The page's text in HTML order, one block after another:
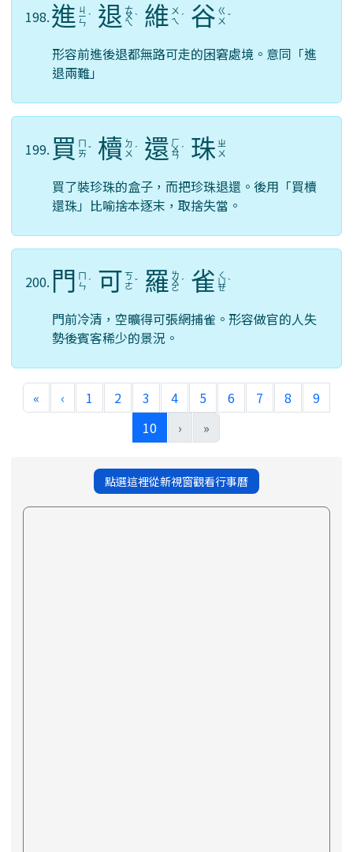
198.進 ㄐ
ㄧ
ㄣ
ˋ 退 ㄊ
ㄨ
ㄟ
ˋ 維 ㄨ
ㄟ ˊ 谷 ㄍ
ㄨ ˇ
形容前進後退都無路可走的困窘處境。意同「進
退兩難」
199. 買 ㄇ
ㄞ ˇ 櫝 ㄉ
ㄨ ˊ 還 ㄏ
ㄨ
ㄢ
ˊ 珠 ㄓ
ㄨ
買了裝珍珠的盒子，而把珍珠退還。後用「買櫝
還珠」比喻捨本逐末，取捨失當。
200. 門
ㄇ
ㄣ ˊ 可 ㄎ
ㄜ ˇ 羅 ㄌ
ㄨ
ㄛ
ˊ 雀 ㄑ
ㄩ
ㄝ
ˋ
門前冷清，空曠得可張網捕雀。形容做官的人失
勢後賓客稀少的景況。
« ‹ 1 2 3 4 5 6 7 8
9
10(current)
› »
點選這裡從新視窗觀看行事曆